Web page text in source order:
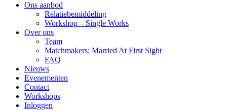
Ons aanbod
Relatiebemiddeling
Workshop – Single Works
Over ons
Team
Matchmakers: Married At First Sight
FAQ
Nieuws
Evenementen
Contact
Workshops
Inloggen